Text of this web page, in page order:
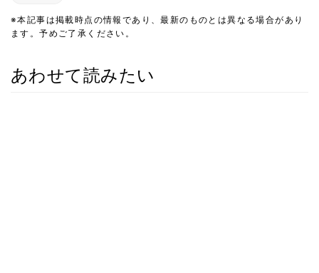
※本記事は掲載時点の情報であり、最新のものとは異なる場合があり
ます。予めご了承ください。
あわせて読みたい